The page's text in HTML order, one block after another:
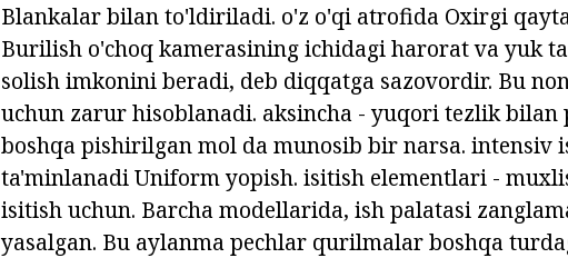
Blankalar bilan to'ldiriladi. o'z o'qi atrofida Oxirgi
Burilish o'choq kamerasining ichidagi harorat va yuk
solish imkonini beradi, deb diqqatga sazovordir. Bu
uchun zarur hisoblanadi. aksincha - yuqori tezlik bilan
boshqa pishirilgan mol da munosib bir narsa. intensiv
ta'minlanadi Uniform yopish. isitish elementlari -
isitish uchun. Barcha modellarida, ish palatasi
yasalgan. Bu aylanma pechlar qurilmalar boshqa